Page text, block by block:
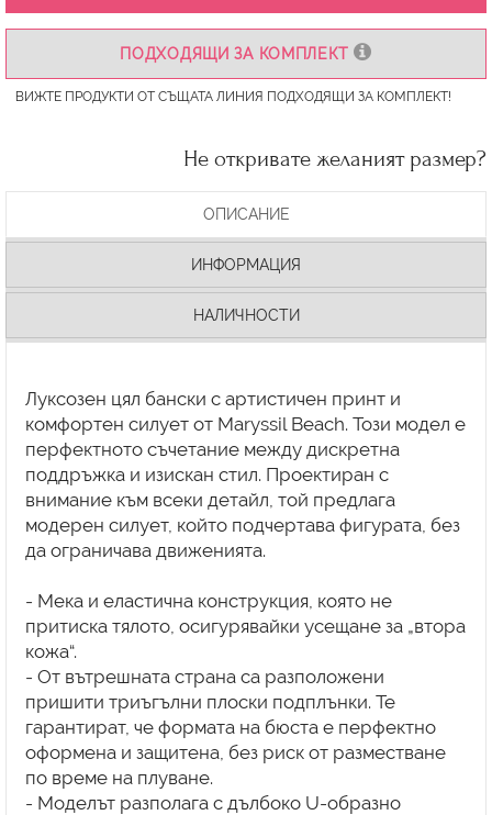
ПОДХОДЯЩИ ЗА КОМПЛЕКТ
ВИЖТЕ ПРОДУКТИ ОТ СЪЩАТА ЛИНИЯ ПОДХОДЯЩИ ЗА КОМПЛЕКТ!
Не откривате желаният размер?
ОПИСАНИЕ
ИНФОРМАЦИЯ
НАЛИЧНОСТИ
Луксозен цял бански с артистичен принт и
комфортен силует от Maryssil Beach. Този модел е
перфектното съчетание между дискретна
поддръжка и изискан стил. Проектиран с
внимание към всеки детайл, той предлага
модерен силует, който подчертава фигурата, без
да ограничава движенията.
- Мека и еластична конструкция, която не
притиска тялото, осигурявайки усещане за „втора
кожа“.
- От вътрешната страна са разположени
пришити триъгълни плоски подплънки. Те
гарантират, че формата на бюста е перфектно
оформена и защитена, без риск от разместване
по време на плуване.
- Моделът разполага с дълбоко U-образно